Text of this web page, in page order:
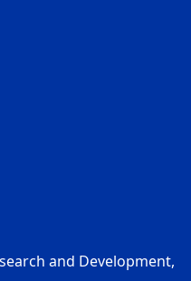
and Development,